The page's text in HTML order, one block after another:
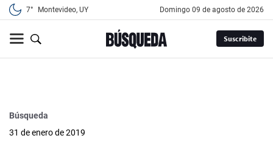
7° Montevideo, UY domingo 09 de agosto de 2026
Suscribite
Búsqueda
31 de enero de 2019